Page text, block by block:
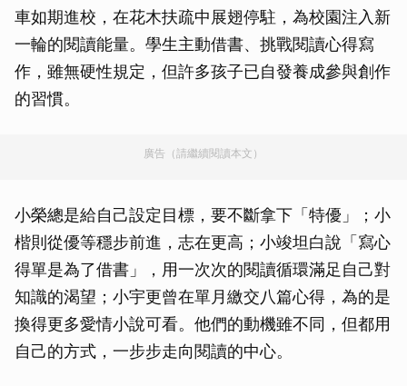
車如期進校，在花木扶疏中展翅停駐，為校園注入新
一輪的閱讀能量。學生主動借書、挑戰閱讀心得寫
作，雖無硬性規定，但許多孩子已自發養成參與創作
的習慣。
廣告（請繼續閱讀本文）
小榮總是給自己設定目標，要不斷拿下「特優」；小
楷則從優等穩步前進，志在更高；小竣坦白說「寫心
得單是為了借書」，用一次次的閱讀循環滿足自己對
知識的渴望；小宇更曾在單月繳交八篇心得，為的是
換得更多愛情小說可看。他們的動機雖不同，但都用
自己的方式，一步步走向閱讀的中心。